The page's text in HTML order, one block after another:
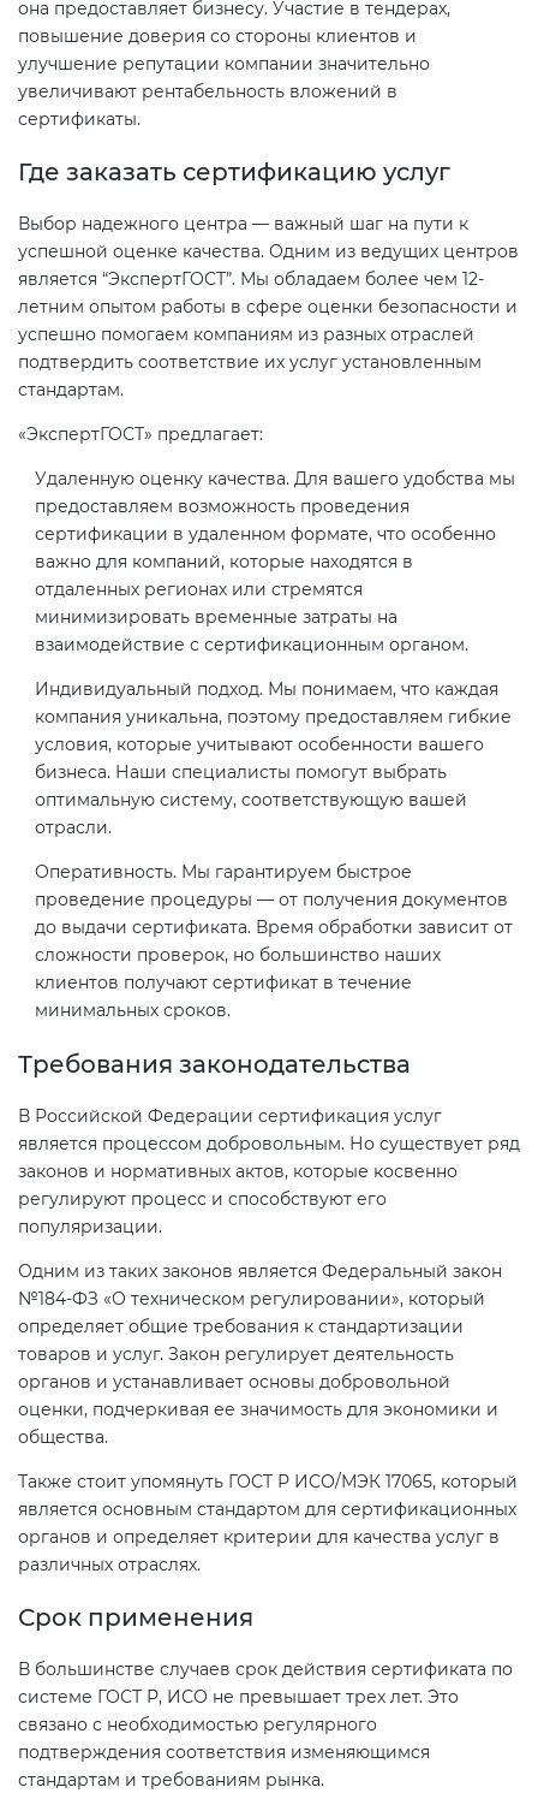
она предоставляет бизнесу. Участие в тендерах,
повышение доверия со стороны клиентов и
улучшение репутации компании значительно
увеличивают рентабельность вложений в
сертификаты.
Где заказать сертификацию услуг
Выбор надежного центра — важный шаг на пути к
успешной оценке качества. Одним из ведущих центров
является “ЭкспертГОСТ”. Мы обладаем более чем 12-
летним опытом работы в сфере оценки безопасности и
успешно помогаем компаниям из разных отраслей
подтвердить соответствие их услуг установленным
стандартам.
«ЭкспертГОСТ» предлагает:
Удаленную оценку качества. Для вашего удобства мы
предоставляем возможность проведения
сертификации в удаленном формате, что особенно
важно для компаний, которые находятся в
отдаленных регионах или стремятся
минимизировать временные затраты на
взаимодействие с сертификационным органом.
Индивидуальный подход. Мы понимаем, что каждая
компания уникальна, поэтому предоставляем гибкие
условия, которые учитывают особенности вашего
бизнеса. Наши специалисты помогут выбрать
оптимальную систему, соответствующую вашей
отрасли.
Оперативность. Мы гарантируем быстрое
проведение процедуры — от получения документов
до выдачи сертификата. Время обработки зависит от
сложности проверок, но большинство наших
клиентов получают сертификат в течение
минимальных сроков.
Требования законодательства
В Российской Федерации сертификация услуг
является процессом добровольным. Но существует ряд
законов и нормативных актов, которые косвенно
регулируют процесс и способствуют его
популяризации.
Одним из таких законов является Федеральный закон
№184-ФЗ «О техническом регулировании», который
определяет общие требования к стандартизации
товаров и услуг. Закон регулирует деятельность
органов и устанавливает основы добровольной
оценки, подчеркивая ее значимость для экономики и
общества.
Также стоит упомянуть ГОСТ Р ИСО/МЭК 17065, который
является основным стандартом для сертификационных
органов и определяет критерии для качества услуг в
различных отраслях.
Срок применения
В большинстве случаев срок действия сертификата по
системе ГОСТ Р, ИСО не превышает трех лет. Это
связано с необходимостью регулярного
подтверждения соответствия изменяющимся
стандартам и требованиям рынка.